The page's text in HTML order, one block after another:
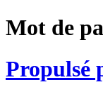
Mot de
Propulsé